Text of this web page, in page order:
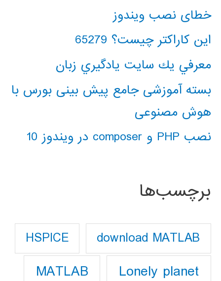
خطای نصب ویندوز
این کاراکتر چیست؟ 65279
معرفي يك سايت يادگيري زبان
بسته آموزشی جامع پیش بینی بورس با
هوش مصنوعی
نصب PHP و composer در ویندوز 10
برچسب‌ها
download MATLAB
HSPICE
Lonely planet
MATLAB